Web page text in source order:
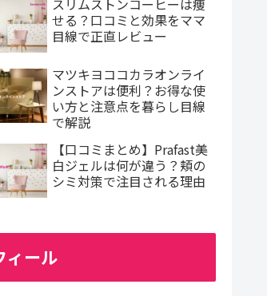
スリムストンコーヒーは痩
せる？口コミと効果をママ
目線で正直レビュー
マツキヨココカラオンライ
ンストアは便利？お得な使
い方と注意点を暮らし目線
で解説
【口コミまとめ】Prafast美
白ジェルは何が違う？頬の
シミ対策で注目される理由
ィール